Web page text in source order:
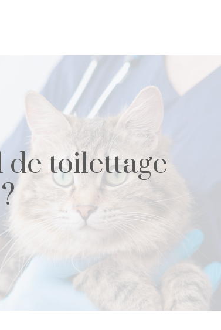
de toilettage